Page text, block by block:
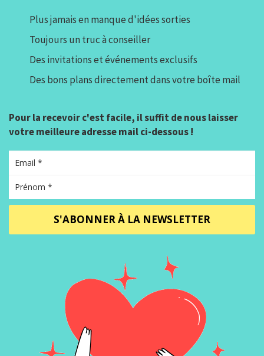
Plus jamais en manque d'idées sorties
Toujours un truc à conseiller
Des invitations et événements exclusifs
Des bons plans directement dans votre boîte mail
Pour la recevoir c'est facile, il suffit de nous laisser
votre meilleure adresse mail ci-dessous !
S'ABONNER À LA NEWSLETTER